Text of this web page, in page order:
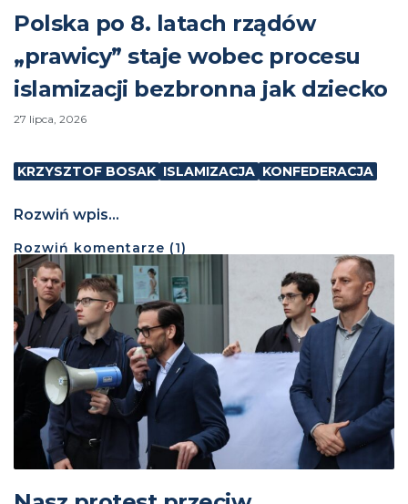
Polska po 8. latach rządów
„prawicy” staje wobec procesu
islamizacji bezbronna jak dziecko
27 lipca, 2026
KRZYSZTOF BOSAK ISLAMIZACJA KONFEDERACJA
Rozwiń wpis...
Rozwiń komentarze (1)